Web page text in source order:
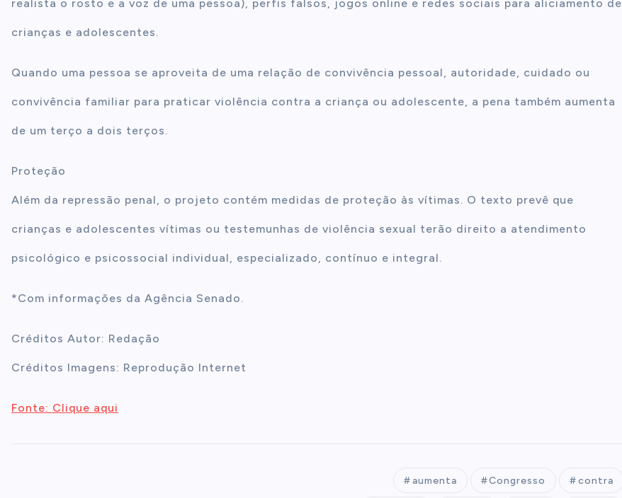
realista o rosto e a voz de uma pessoa), perfis falsos, jogos online e redes sociais para aliciamento de
crianças e adolescentes.
Quando uma pessoa se aproveita de uma relação de convivência pessoal, autoridade, cuidado ou
convivência familiar para praticar violência contra a criança ou adolescente, a pena também aumenta
de um terço a dois terços.
Proteção
Além da repressão penal, o projeto contém medidas de proteção às vítimas. O texto prevê que
crianças e adolescentes vítimas ou testemunhas de violência sexual terão direito a atendimento
psicológico e psicossocial individual, especializado, contínuo e integral.
*Com informações da Agência Senado.
Créditos Autor: Redação
Créditos Imagens: Reprodução Internet
Fonte: Clique aqui
aumenta Congresso contra